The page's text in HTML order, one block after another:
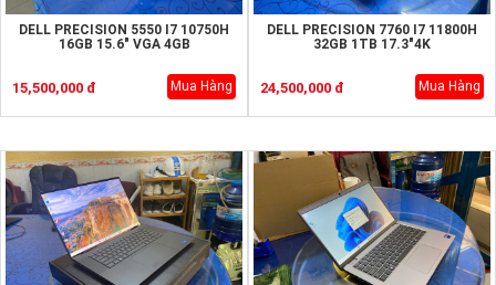
DELL PRECISION 5550 I7 10750H
16GB 15.6" VGA 4GB
15,500,000 đ Mua Hàng
DELL PRECISION 7760 I7 11800H
32GB 1TB 17.3"4K
24,500,000 đ Mua Hàng